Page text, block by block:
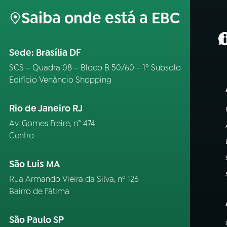
Saiba onde está a EBC
Sede: Brasília DF
SCS – Quadra 08 – Bloco B 50/60 – 1º Subsolo
Edifício Venâncio Shopping
Rio de Janeiro RJ
Av. Gomes Freire, n° 474
Centro
São Luís MA
Rua Armando Vieira da Silva, nº 126
Bairro de Fátima
São Paulo SP